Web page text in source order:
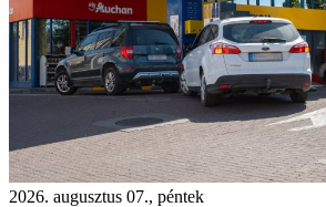
2026. augusztus 07., péntek